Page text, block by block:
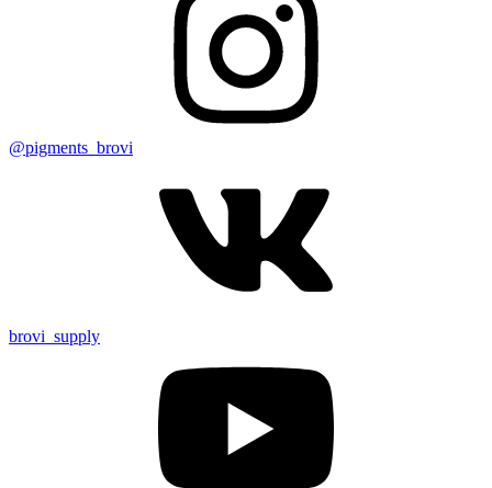
@pigments_brovi
brovi_supply